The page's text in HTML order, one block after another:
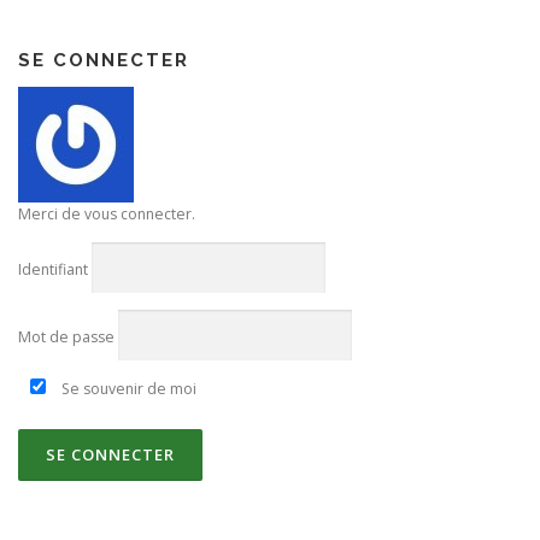
SE CONNECTER
Merci de vous connecter.
Identifiant
Mot de passe
Se souvenir de moi